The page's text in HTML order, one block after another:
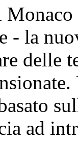
- la
delle
ad